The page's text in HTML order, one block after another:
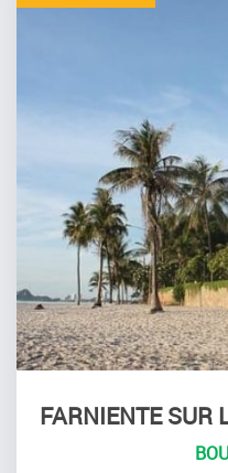
FARNIENTE SUR